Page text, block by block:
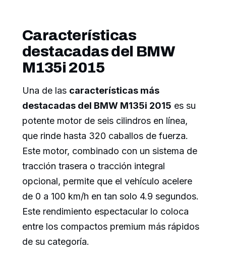
Características
destacadas del BMW
M135i 2015
Una de las características más
destacadas del BMW M135i 2015 es su
potente motor de seis cilindros en línea,
que rinde hasta 320 caballos de fuerza.
Este motor, combinado con un sistema de
tracción trasera o tracción integral
opcional, permite que el vehículo acelere
de 0 a 100 km/h en tan solo 4.9 segundos.
Este rendimiento espectacular lo coloca
entre los compactos premium más rápidos
de su categoría.